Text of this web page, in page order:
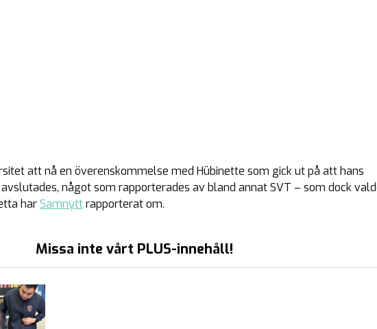
att nå en överenskommelse med Hübinette som gick ut på att hans
något som rapporterades av bland annat SVT – som dock
harSamnyttrapporterat om.
Missa inte vårt PLUS-innehåll!